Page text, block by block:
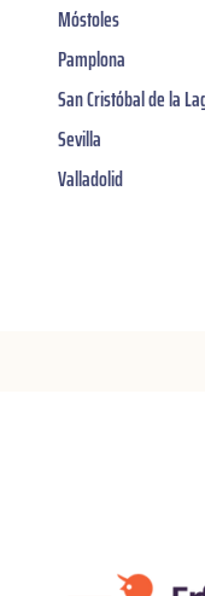
Móstoles
Pamplona
San Cristóbal de la
Sevilla
Valladolid